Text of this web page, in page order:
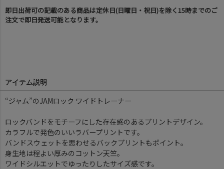
即日出荷可の記載のある商品は定休日(日曜日・祝日)を除く15時までのご
注文で即日発送可能となります。
アイテム説明
“ジャム”のJAMロック ワイドトレーナー
ロックバンドをモチーフにした存在感のあるプリントデザイン。
カラフルで発色のいいラバープリントです。
バンドスウェットを思わせるバックプリントもポイント。
身生地は程よい厚みのコットン天竺。
ワイドシルエットでゆったりしたサイズ感です。